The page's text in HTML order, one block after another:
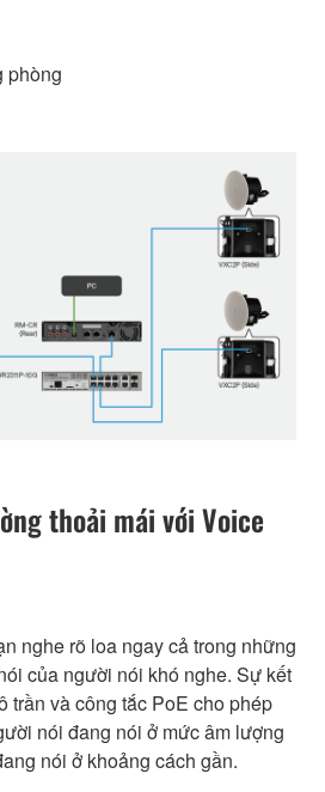
phòng
thoải mái với Voice
nghe rõ loa ngay cả trong những
của người nói khó nghe. Sự kết
trần và công tắc PoE cho phép
nói đang nói ở mức âm lượng
nói ở khoảng cách gần.